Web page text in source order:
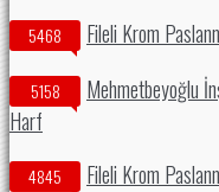
5468 Fileli Krom
5158
Mehmetbeyoğlu
Harf
4845 Fileli Krom